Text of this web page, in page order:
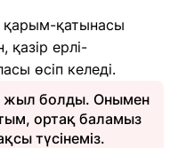
қатынасы
қазір ерлі-
өсіп келеді.
жыл болды. Онымен
ортақ баламыз
түсінеміз.